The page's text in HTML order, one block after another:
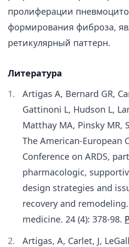
пролиферации
формирования фиброза,
ретикулярный паттерн.
Литература
Artigas A, Bernard GR,
Gattinoni L, Hudson L,
Matthay MA, Pinsky MR,
The American-European
Conference on ARDS,
pharmacologic,
design strategies and
recovery and
medicine. 24 (4): 378-98.
Artigas, A, Carlet, J,